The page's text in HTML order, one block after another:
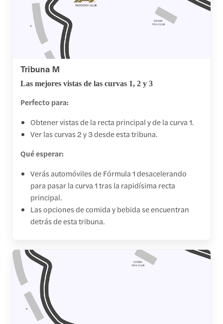
Tribuna M
Las mejores vistas de las curvas 1, 2 y 3
Perfecto para:
Obtener vistas de la recta principal y de la curva 1.
Ver las curvas 2 y 3 desde esta tribuna.
Qué esperar:
Verás automóviles de Fórmula 1 desacelerando
para pasar la curva 1 tras la rapidísima recta
principal.
Las opciones de comida y bebida se encuentran
detrás de esta tribuna.